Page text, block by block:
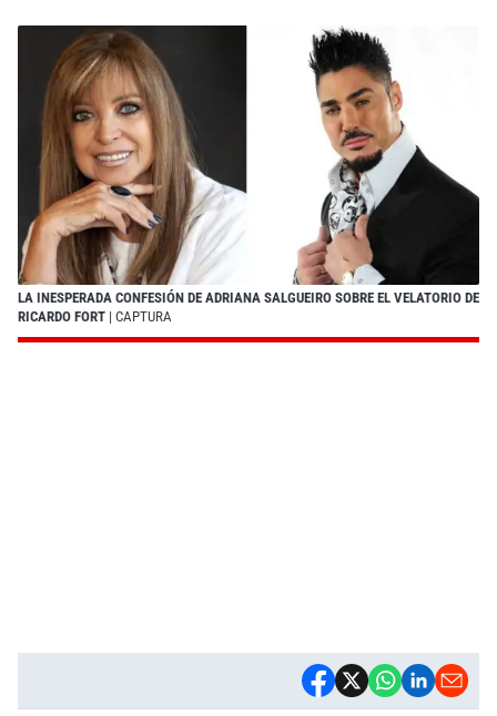
LA INESPERADA CONFESIÓN DE ADRIANA SALGUEIRO SOBRE EL VELATORIO DE
RICARDO FORT | CAPTURA